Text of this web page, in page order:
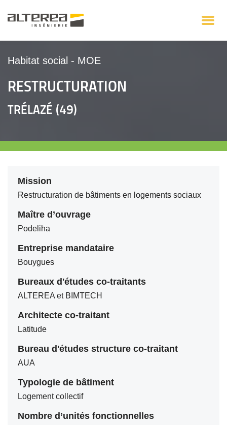
Habitat social - MOE
RESTRUCTURATION
TRÉLAZÉ (49)
Mission
Restructuration de bâtiments en logements sociaux
Maître d’ouvrage
Podeliha
Entreprise mandataire
Bouygues
Bureaux d'études co-traitants
ALTEREA et BIMTECH
Architecte co-traitant
Latitude
Bureau d'études structure co-traitant
AUA
Typologie de bâtiment
Logement collectif
Nombre d’unités fonctionnelles